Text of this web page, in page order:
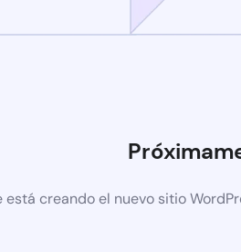
está creando el nuevo sitio